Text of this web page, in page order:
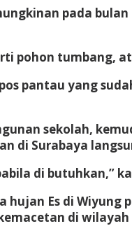
pada
pohon tumbang,
pantau yang
sekolah,
Surabaya
di butuhkan,”
Es di
di